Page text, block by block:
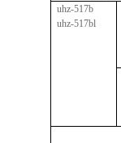
uhz-517b
uhz-517bl